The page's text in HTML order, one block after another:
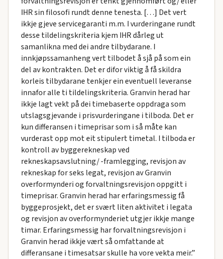
IHR sin filosofi rundt denne tenesta. […] Det vert
ikkje gjeve servicegaranti m.m. I vurderingane rundt
desse tildelingskriteria kjem IHR dårleg ut
samanlikna med dei andre tilbydarane. I
innkjøpssamanheng vert tilbodet å sjå på som ein
del av kontrakten. Det er difor viktig å få skildra
korleis tilbydarane tenkjer ein eventuell leveranse
innafor alle ti tildelingskriteria. Granvin herad har
ikkje lagt vekt på dei timebaserte oppdraga som
utslagsgjevande i prisvurderingane i tilboda. Det er
kun differansen i timeprisar som i så måte kan
vurderast opp mot eit stipulert timetal. I tilboda er
kontroll av byggerekneskap ved
rekneskapsavslutning/ -framlegging, revisjon av
rekneskap for seks legat, revisjon av Granvin
overformynderi og forvaltningsrevisjon oppgitt i
timeprisar. Granvin herad har erfaringsmessig få
byggeprosjekt, det er svært liten aktivitet i legata
og revisjon av overformynderiet utgjer ikkje mange
timar. Erfaringsmessig har forvaltningsrevisjon i
Granvin herad ikkje vært så omfattande at
differansane i timesatsar skulle ha vore vekta meir.”